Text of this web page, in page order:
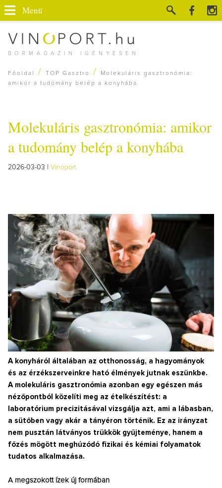
BORMAGAZIN IGÉNYESEN
Menü
Főoldal / TOP Gasztro /
Molekuláris gasztronómia:
amikor a tudomány belép a konyhába
Molekuláris gasztronómia: amikor
a tudomány belép a konyhába
2026-03-03 | Vinoport
A konyháról általában az otthonosság, a hagyományok
és az érzékszerveinkre ható élmények jutnak eszünkbe.
A molekuláris gasztronómia azonban egy egészen más
nézőpontból közelíti meg az ételkészítést: a
laboratórium precizitásával vizsgálja azt, ami a lábasban,
a sütőben vagy akár a tányéron történik. Ez az irányzat
nem pusztán látványos trükkök gyűjteménye, hanem a
főzés mögött meghúzódó fizikai és kémiai folyamatok
tudatos alkalmazása.
A megszokott ízek új formában